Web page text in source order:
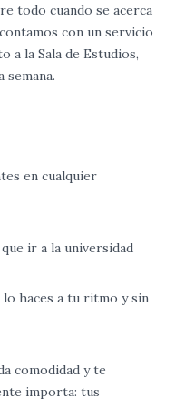
todo cuando se acerca
contamos con un servicio
a la Sala de Estudios,
semana.
en cualquier
que ir a la universidad
lo haces a tu ritmo ysin
comodidad yte
importa: tus